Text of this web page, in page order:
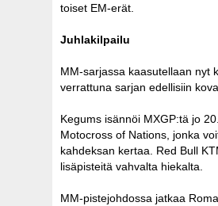
toiset EM-erät.
Juhlakilpailu
MM-sarjassa kaasutellaan nyt
verrattuna sarjan edellisiin
Kegums isännöi MXGP:tä jo
Motocross of Nations, jonka
kahdeksan kertaa. Red Bull
lisäpisteitä vahvalta hiekalta.
MM-pistejohdossa jatkaa